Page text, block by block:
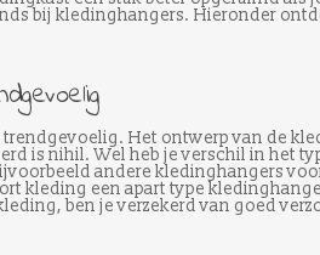
bij kledinghangers. Hieronder
Het ontwerp van de
is nihil. Wel heb je verschil in het
andere kledinghangers
kleding een apart type
ben je verzekerd van goed